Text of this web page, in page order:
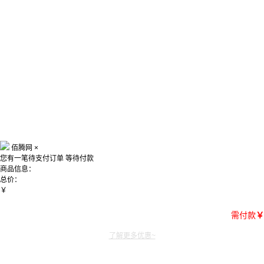
佰腾网 ×
您有一笔待支付订单 等待付款
商品信息：
总价：
￥
需付款￥
了解更多优惠~